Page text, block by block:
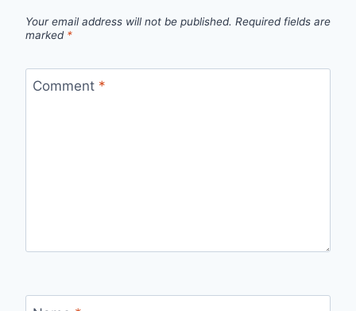
Your email address will not be published. Required fields are
marked *
Comment *